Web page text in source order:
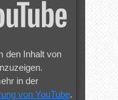
den Inhalt von
in der
von YouTube.